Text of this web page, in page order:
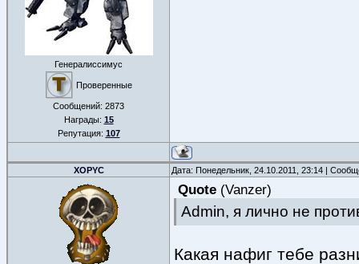
Генералиссимус
Проверенные
Сообщений: 2873
Награды: 15
Репутация: 107
XOPYC Дата: Понедельник, 24.10.2011, 23:14 |
Quote (Vanzer)
Admin, я лично не
Какая нафиг тебе